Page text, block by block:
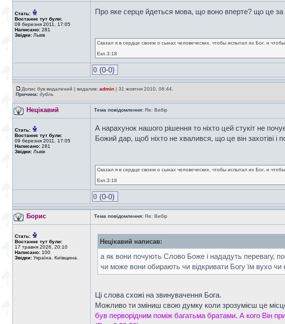
Стать:
Востаннє тут були:
09 березня 2011, 17:05
Написано: 281
Звідки: Львів
Про яке серце йдеться мова, що воно вперте? що це
Сказал я в сердце своем о сынах человеческих, чтобы испытал их Бог, и
Екл.3:18
0 (0-0)
Допис був видалений | видалив: admin | 31 жовтня 2010, 06:44.
Причина: дубль
Нецікавий Тема повідомлення: Re: Вибір
Стать:
Востаннє тут були:
09 березня 2011, 17:05
Написано: 281
Звідки: Львів
А нарахунок нашого рішення то ніхто цей стукіт не
Божий дар, щоб ніхто не хвалився, що це він захотіві і
Сказал я в сердце своем о сынах человеческих, чтобы испытал их Бог, и
Екл.3:18
0 (0-0)
Борис Тема повідомлення: Re: Вибір
Стать:
Востаннє тут були:
17 травня 2026, 20:10
Написано: 100
Звідки: Україна. Київщина.
Нецікавий написав:
а як вони почують Слово Боже і нададуть перевагу,
чи може вони обирають чи відкривати Богу їм вухо чи
Ці слова схожі на звинувачення Бога.
Можливо ти зміниш свою думку коли зрозумієш це
був перворідним поміж багатьма братами. А кого Він